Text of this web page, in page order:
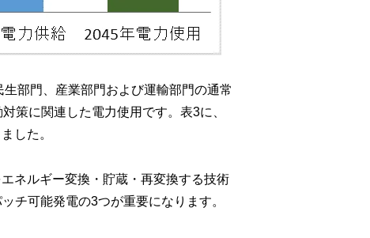
部門、産業部門および運輸部門の通常
策に関連した電力使用です。表3に、
した。
ネルギー変換・貯蔵・再変換する技術
チ可能発電の3つが重要になります。